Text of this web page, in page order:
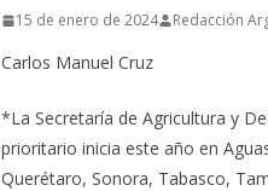
15 de enero de 2024 Redacción
Carlos Manuel Cruz
*La Secretaría de Agricultura y
prioritario inicia este año en
Querétaro, Sonora, Tabasco,